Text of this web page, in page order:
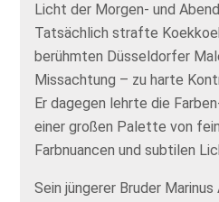
Licht der Morgen- und
Tatsächlich strafte
berühmten Düsseldorfer
Missachtung – zu harte
Er dagegen lehrte die
einer großen Palette von
Farbnuancen und subtilen
Sein jüngerer Bruder